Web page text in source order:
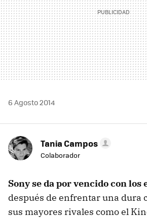
6 Agosto 2014
Tania Campos
Colaborador
Sony se da por vencido con los
después de enfrentar una dura
sus mayores rivales como el